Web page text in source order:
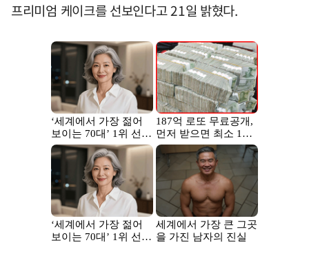
프리미엄 케이크를 선보인다고 21일 밝혔다.